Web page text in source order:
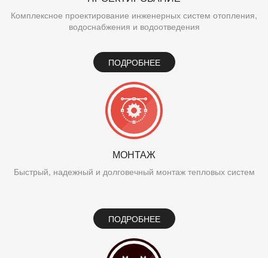
Комплексное проектирование инженерных систем отопления,
водоснабжения и водоотведения
ПОДРОБНЕЕ
МОНТАЖ
Быстрый, надежный и долговечный монтаж тепловых систем
ПОДРОБНЕЕ